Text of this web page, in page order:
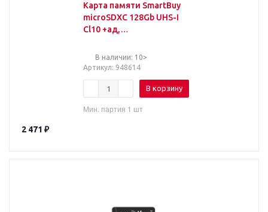
Карта памяти SmartBuy
microSDXC 128Gb UHS-I
Cl10 +ад,
В наличии: 10>
Артикул: 948614
В корзину
Мин. партия 1 шт
2 471 ₽